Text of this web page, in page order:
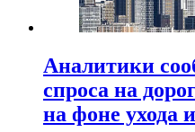
Аналитики
спроса на
на фоне ухода